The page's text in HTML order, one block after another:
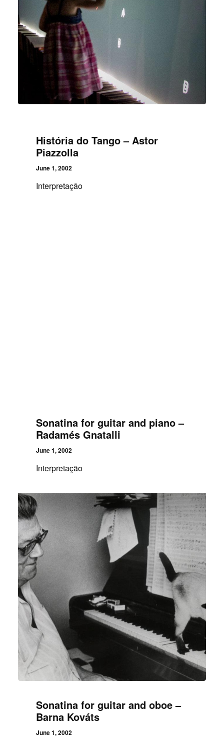
História do Tango – Astor
Piazzolla
June 1, 2002
Interpretação
Sonatina for guitar and piano –
Radamés Gnatalli
June 1, 2002
Interpretação
Sonatina for guitar and oboe –
Barna Kováts
June 1, 2002